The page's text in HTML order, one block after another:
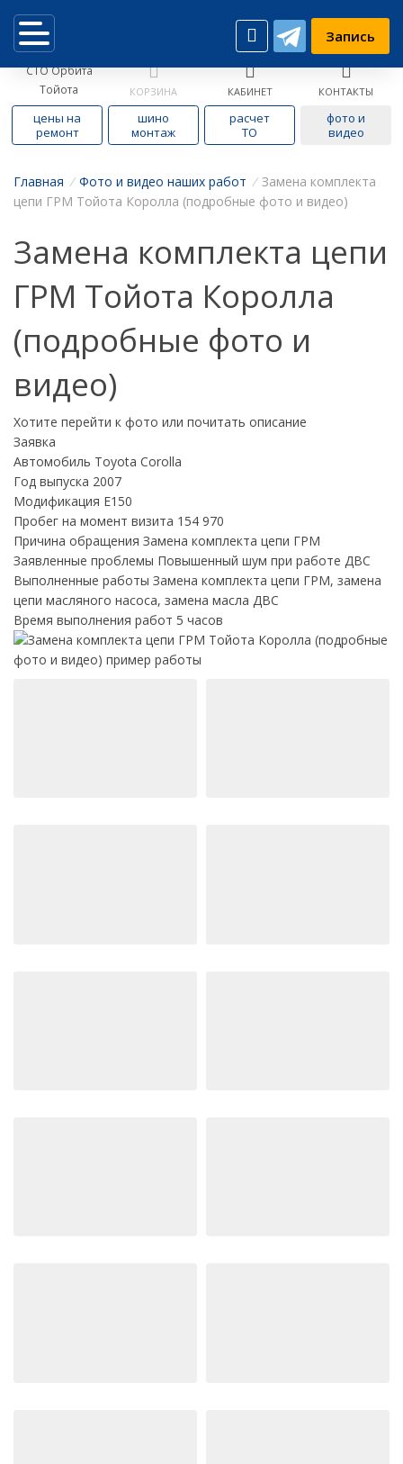
Запись
СТО Орбита
Тойота
КОРЗИНА КАБИНЕТ КОНТАКТЫ
цены на
ремонт
шино
монтаж
расчет
ТО
фото и
видео
Главная / Фото и видео наших работ / Замена комплекта
цепи ГРМ Тойота Королла (подробные фото и видео)
Замена комплекта цепи
ГРМ Тойота Королла
(подробные фото и
видео)
Хотите перейти к фото или почитать описание
Заявка
Автомобиль Toyota Corolla
Год выпуска 2007
Модификация E150
Пробег на момент визита 154 970
Причина обращения Замена комплекта цепи ГРМ
Заявленные проблемы Повышенный шум при работе ДВС
Выполненные работы Замена комплекта цепи ГРМ, замена
цепи масляного насоса, замена масла ДВС
Время выполнения работ 5 часов